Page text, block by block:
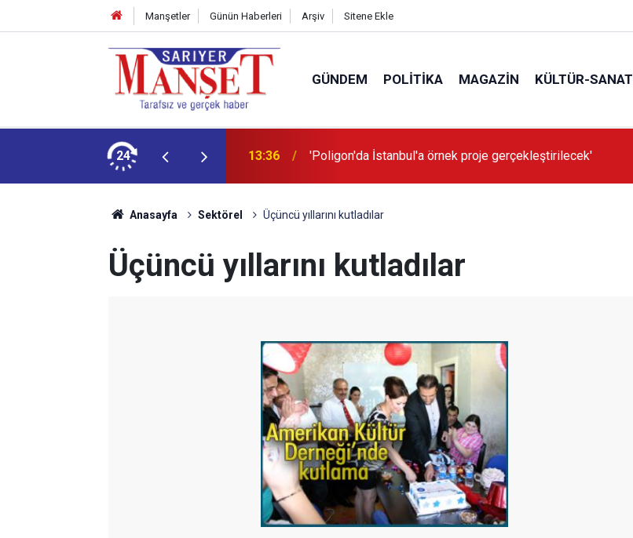
Manşetler Günün Haberleri Arşiv Sitene Ekle
GÜNDEM POLITIKA MAGAZIN KÜLTÜR-SANAT
24 13:36 'Poligon'da İstanbul'a örnek proje gerçekleştirilecek'
Anasayfa Sektörel Üçüncü yıllarını kutladılar
Üçüncü yıllarını kutladılar